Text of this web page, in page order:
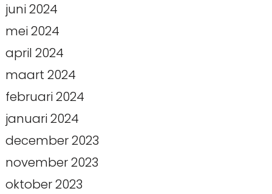
juni 2024
mei 2024
april 2024
maart 2024
februari 2024
januari 2024
december 2023
november 2023
oktober 2023